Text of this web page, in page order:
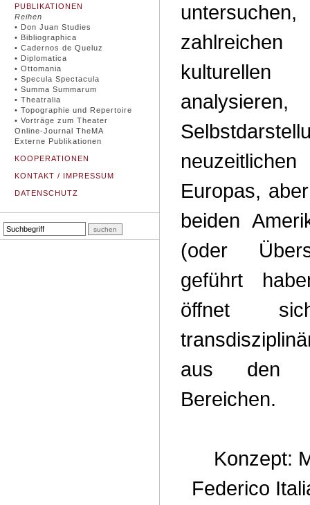
PUBLIKATIONEN
Reihen
• Don Juan Studies
• Bibliographica
• Cadernos de Queluz
• Diplomatica
• Ottomania
• Specula Spectacula
• Summa Summarum
• Theatralia
• Topographie und Repertoire
• Vorträge zum Theater
Online-Journal TheMA
Externe Publikationen
KOOPERATIONEN
KONTAKT / IMPRESSUM
DATENSCHUTZ
kulturellen
Europas,
beiden
(oder
geführt
öffnet
aus den
Bereichen.
Konzept:
Federico